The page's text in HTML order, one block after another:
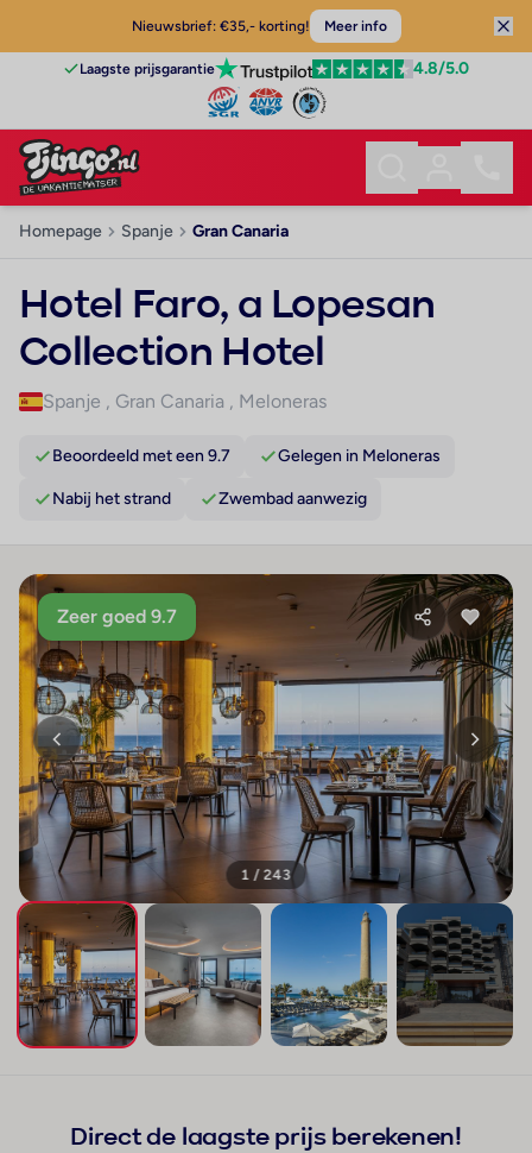
Nieuwsbrief: €35,- korting! Meer info
Laagste prijsgarantie 4.8/5.0
Homepage Spanje Gran Canaria
Hotel Faro, a Lopesan
Collection Hotel
Spanje , Gran Canaria , Meloneras
Beoordeeld met een 9.7 Gelegen in Meloneras
Nabij het strand Zwembad aanwezig
Zeer goed 9.7
1 / 243
Direct de laagste prijs berekenen!